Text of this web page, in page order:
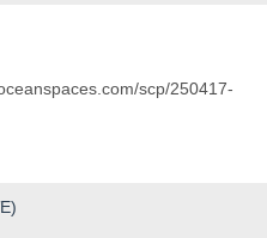
scp/250417-